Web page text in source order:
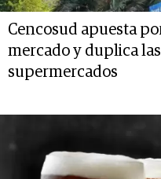
Cencosud apuesta
mercado y duplica
supermercados